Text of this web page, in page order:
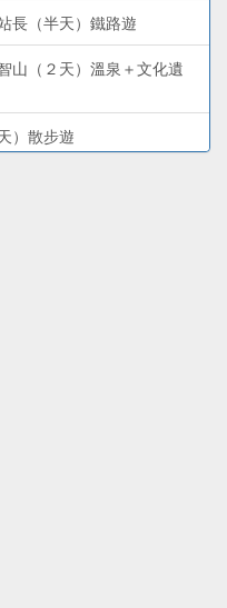
長（半天）鐵路遊
山（２天）溫泉＋文化遺
）散步遊